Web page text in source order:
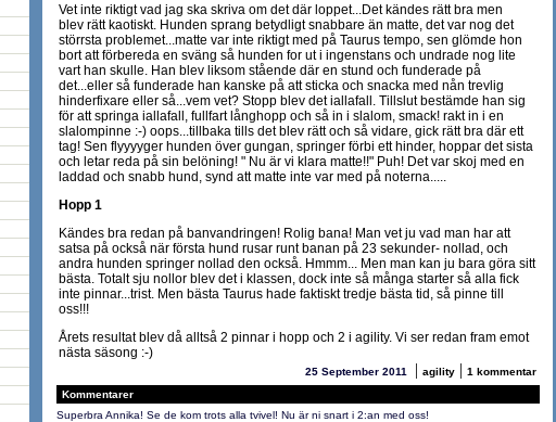
Vet inte riktigt vad jag ska skriva om det där loppet...Det kändes rätt bra men
blev rätt kaotiskt. Hunden sprang betydligt snabbare än matte, det var nog det
störrsta problemet...matte var inte riktigt med på Taurus tempo, sen glömde hon
bort att förbereda en sväng så hunden for ut i ingenstans och undrade nog lite
vart han skulle. Han blev liksom stående där en stund och funderade på
det...eller så funderade han kanske på att sticka och snacka med nån trevlig
hinderfixare eller så...vem vet? Stopp blev det iallafall. Tillslut bestämde han sig
för att springa iallafall, fullfart långhopp och så in i slalom, smack! rakt in i en
slalompinne :-) oops...tillbaka tills det blev rätt och så vidare, gick rätt bra där ett
tag! Sen flyyyyger hunden över gungan, springer förbi ett hinder, hoppar det sista
och letar reda på sin belöning! " Nu är vi klara matte!!" Puh! Det var skoj med en
laddad och snabb hund, synd att matte inte var med på noterna.....
Hopp 1
Kändes bra redan på banvandringen! Rolig bana! Man vet ju vad man har att
satsa på också när första hund rusar runt banan på 23 sekunder- nollad, och
andra hunden springer nollad den också. Hmmm... Men man kan ju bara göra sitt
bästa. Totalt sju nollor blev det i klassen, dock inte så många starter så alla fick
inte pinnar...trist. Men bästa Taurus hade faktiskt tredje bästa tid, så pinne till
oss!!!
Årets resultat blev då alltså 2 pinnar i hopp och 2 i agility. Vi ser redan fram emot
nästa säsong :-)
25 September 2011 | agility | 1 kommentar
Kommentarer
Superbra Annika! Se de kom trots alla tvivel! Nu är ni snart i 2:an med oss!